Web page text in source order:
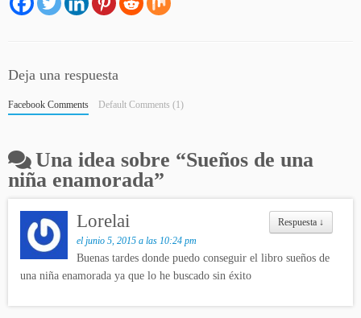
Deja una respuesta
Facebook Comments Default Comments (1)
Una idea sobre “Sueños de una
niña enamorada”
Respuesta ↓
Lorelai
el junio 5, 2015 a las 10:24 pm
Buenas tardes donde puedo conseguir el libro sueños de
una niña enamorada ya que lo he buscado sin éxito